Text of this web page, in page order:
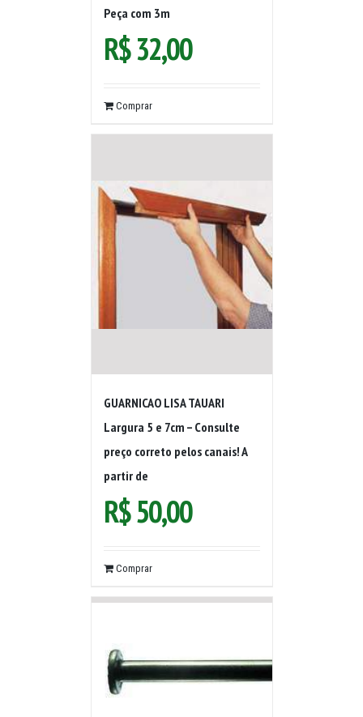
Peça com 3m
R$32,00
Comprar
GUARNICAO LISA TAUARI
Largura 5 e 7cm – Consulte
preço correto pelos canais! A
partir de
R$50,00
Comprar